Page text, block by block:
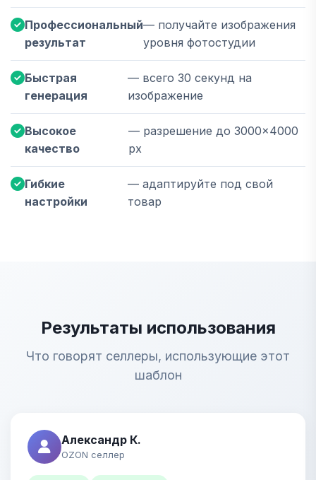
Профессиональный
результат
— получайте изображения
уровня фотостудии
Быстрая
генерация
— всего 30 секунд на
изображение
Высокое
качество
— разрешение до 3000×4000
px
Гибкие
настройки
— адаптируйте под свой
товар
Результаты использования
Что говорят селлеры, использующие этот
шаблон
Александр К.
OZON селлер